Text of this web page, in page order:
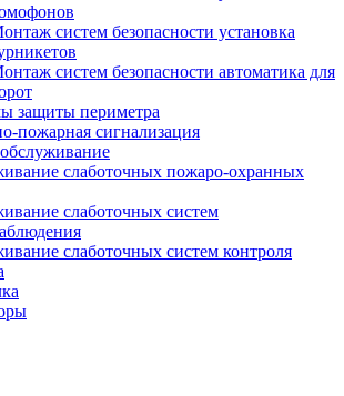
систем безопасности установка
систем безопасности автоматика для
защиты периметра
пожарная сигнализация
слаботочных пожаро-охранных
слаботочных систем
слаботочных систем контроля